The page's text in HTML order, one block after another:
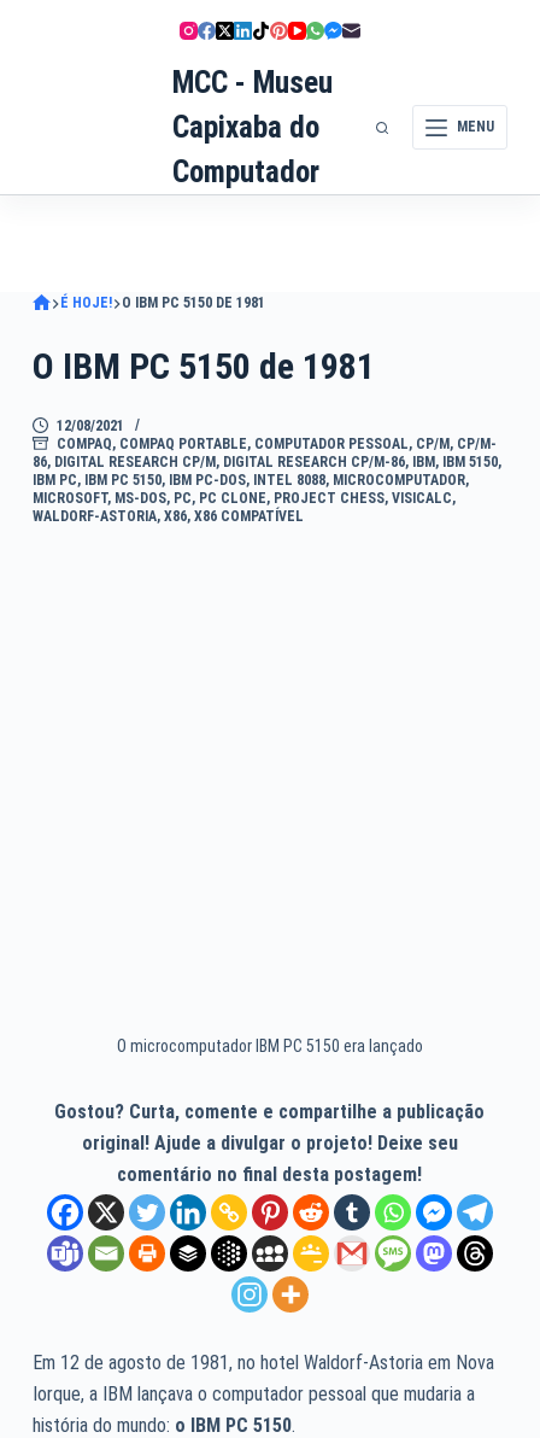
MCC - Museu
Capixaba do
Computador
MENU
É HOJE! O IBM PC 5150 DE 1981
O IBM PC 5150 de 1981
12/08/2021
COMPAQ, COMPAQ PORTABLE, COMPUTADOR PESSOAL, CP/M , CP/M-
86, DIGITAL RESEARCH CP/M , DIGITAL RESEARCH CP/M-86, IBM , IBM 5150,
IBM PC, IBM PC 5150, IBM PC-DOS, INTEL 8088, MICROCOMPUTADOR,
MICROSOFT, MS-DOS, PC, PC CLONE, PROJECT CHESS, VISICALC,
WALDORF-ASTORIA, X86, X86 COMPATÍVEL
O microcomputador IBM PC 5150 era lançado
Gostou? Curta, comente e compartilhe a publicação
original! Ajude a divulgar o projeto! Deixe seu
comentário no final desta postagem!
Em 12 de agosto de 1981, no hotel Waldorf-Astoria em Nova
Iorque, a IBM lançava o computador pessoal que mudaria a
história do mundo: o IBM PC 5150.